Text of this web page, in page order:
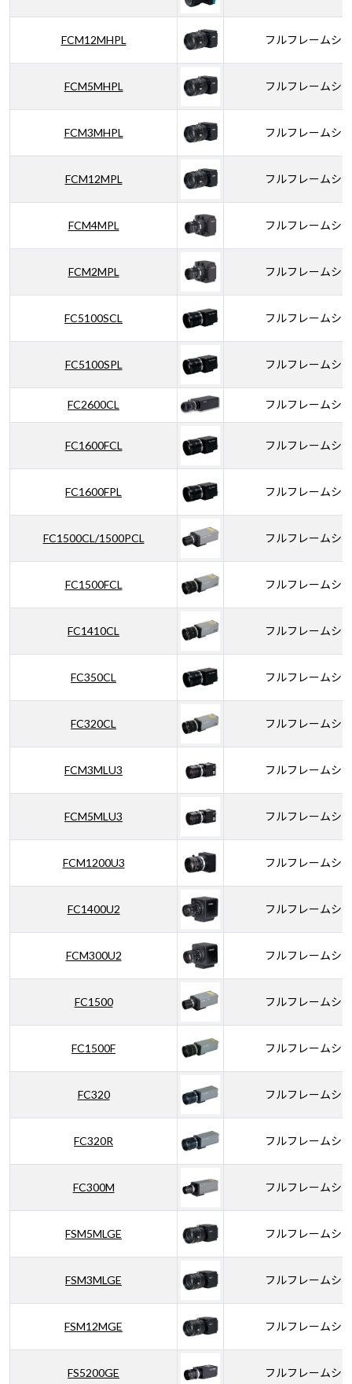
FCM12MHPL フルフレームシ
FCM5MHPL フルフレームシ
FCM3MHPL フルフレームシ
FCM12MPL フルフレームシ
FCM4MPL フルフレームシ
FCM2MPL フルフレームシ
FC5100SCL フルフレームシ
FC5100SPL フルフレームシ
FC2600CL フルフレームシ
FC1600FCL フルフレームシ
FC1600FPL フルフレームシ
FC1500CL/1500PCL フルフレームシ
FC1500FCL フルフレームシ
FC1410CL フルフレームシ
FC350CL フルフレームシ
FC320CL フルフレームシ
FCM3MLU3 フルフレームシ
FCM5MLU3 フルフレームシ
FCM1200U3 フルフレームシ
FC1400U2 フルフレームシ
FCM300U2 フルフレームシ
FC1500 フルフレームシ
FC1500F フルフレームシ
FC320 フルフレームシ
FC320R フルフレームシ
FC300M フルフレームシ
FSM5MLGE フルフレームシ
FSM3MLGE フルフレームシ
FSM12MGE フルフレームシ
FS5200GE フルフレームシ